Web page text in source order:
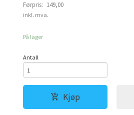
Førpris: 149,00
Rabatt
inkl. mva.
På lager
Antall
Kjøp